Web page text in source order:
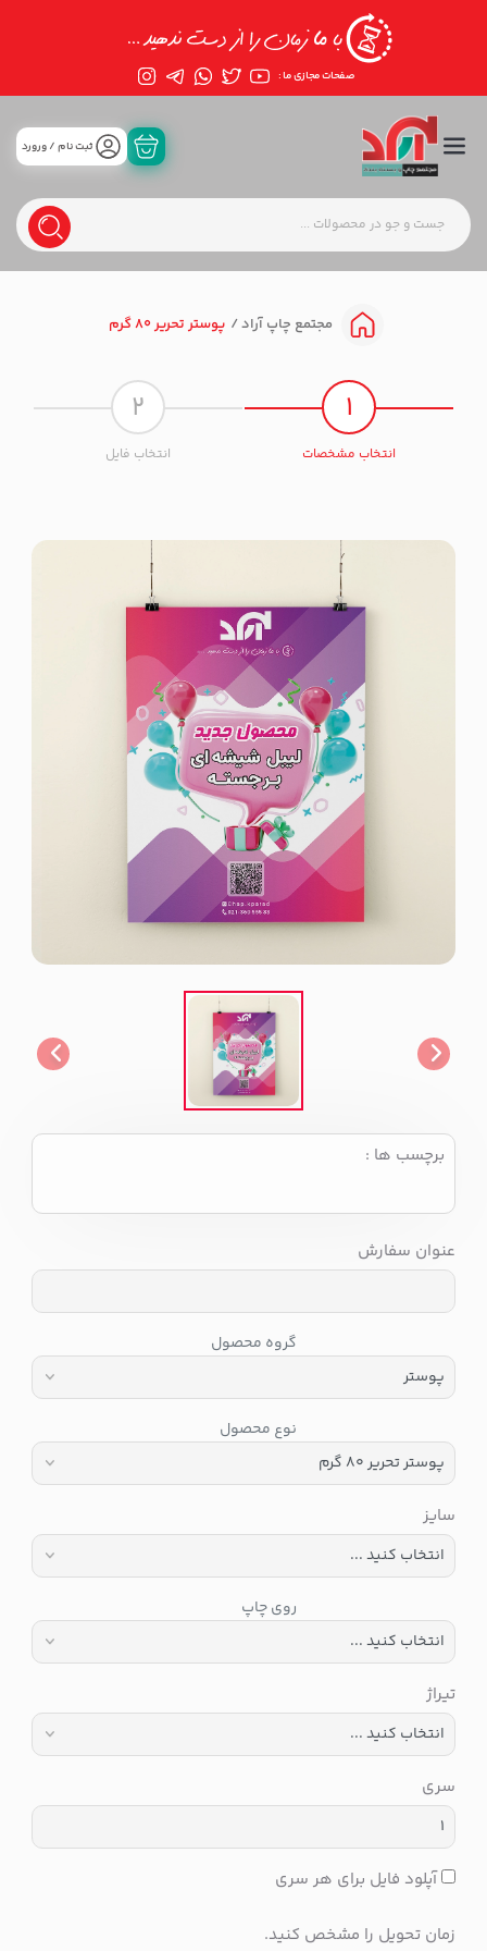
صفحات مجازی ما :
ثبت نام / ورورد
مجتمع چاپ آراد پوستر تحریر 80 گرم
1
انتخاب مشخصات
2
انتخاب فایل
برچسب ها :
عنوان سفارش
گروه محصول
نوع محصول
سایز
روی چاپ
تیراژ
سری
آپلود فایل برای هر سری
زمان تحویل را مشخص کنید.